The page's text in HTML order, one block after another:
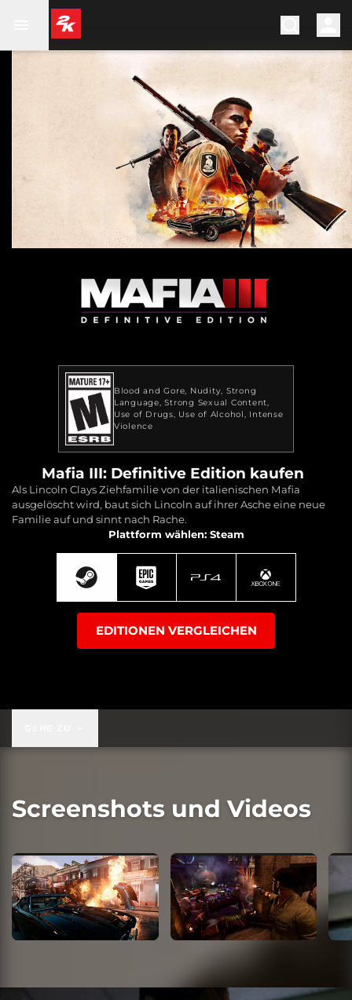
Blood and Gore Nudity Strong
Language Strong Sexual Content
Use of Drugs
Use of Alcohol
Intense
Violence
Mafia III: Definitive Edition kaufen
Als Lincoln Clays Ziehfamilie von der italienischen Mafia
ausgelöscht wird, baut sich Lincoln auf ihrer Asche eine neue
Familie auf und sinnt nach Rache.
Plattform wählen: Steam
EDITIONEN VERGLEICHEN
Screenshots und Videos